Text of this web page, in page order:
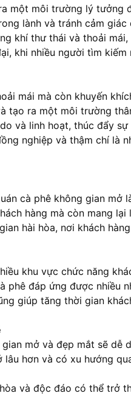
một môi trường lý tưởng
lành và tránh cảm giác
khí thư thái và thoải
khi nhiều người tìm
mái mà còn khuyến
tạo ra một môi trường
và linh hoạt, thúc đẩy
nghiệp và thậm chí là
cà phê không gian mở
hàng mà còn mang
hài hòa, nơi khách
khu vực chức năng
phê đáp ứng được nhiều
giúp tăng thời gian
mở và đẹp mắt sẽ dễ
hơn và có xu hướng
và độc đáo có thể trở